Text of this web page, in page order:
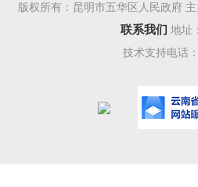
版权所有：昆明市五华区人民政府
联系我们 地址
技术支持电话